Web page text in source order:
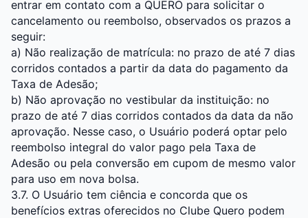
entrar em contato com a QUERO para solicitar o
cancelamento ou reembolso, observados os prazos a
seguir:
a) Não realização de matrícula: no prazo de até 7 dias
corridos contados a partir da data do pagamento da
Taxa de Adesão;
b) Não aprovação no vestibular da instituição: no
prazo de até 7 dias corridos contados da data da não
aprovação. Nesse caso, o Usuário poderá optar pelo
reembolso integral do valor pago pela Taxa de
Adesão ou pela conversão em cupom de mesmo valor
para uso em nova bolsa.
3.7. O Usuário tem ciência e concorda que os
benefícios extras oferecidos no Clube Quero podem